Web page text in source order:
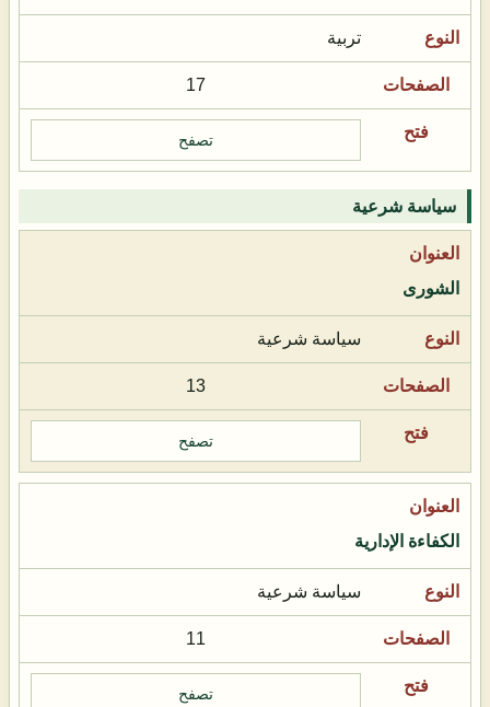
تربية
17
تصفح
سياسة شرعية
الشورى
سياسة شرعية
13
تصفح
الكفاءة الإدارية
سياسة شرعية
11
تصفح